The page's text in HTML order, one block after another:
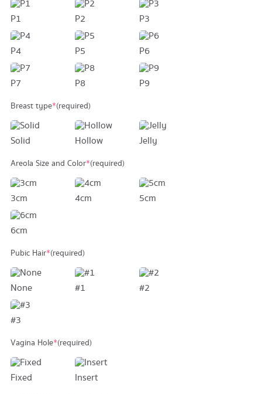
P1 P2 P3
P4 P5 P6
P7 P8 P9
Breast type*(required)
Solid Hollow Jelly
Areola Size and Color*(required)
3cm 4cm 5cm
6cm
Pubic Hair*(required)
None #1 #2
#3
Vagina Hole*(required)
Fixed Insert